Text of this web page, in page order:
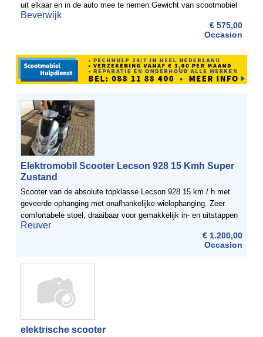
uit elkaar en in de auto mee te nemen.Gewicht van scootmobiel
is 34 kg, inclusief oplader en mandjePrijs 575, ...
Beverwijk
€ 575,00
Occasion
Elektromobil Scooter Lecson 928 15 Kmh Super
Zustand
Scooter van de absolute topklasse Lecson 928 15 km / h met
geveerde ophanging met onafhankelijke wielophanging. Zeer
comfortabele stoel, draaibaar voor gemakkelijk in- en uitstappen
etc. De conditie is gebruikt, er zijn een paar ...
Reuver
€ 1.200,00
Occasion
elektrische scooter